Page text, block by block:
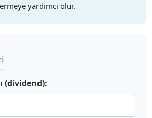
yardımcı olur.
(dividend):